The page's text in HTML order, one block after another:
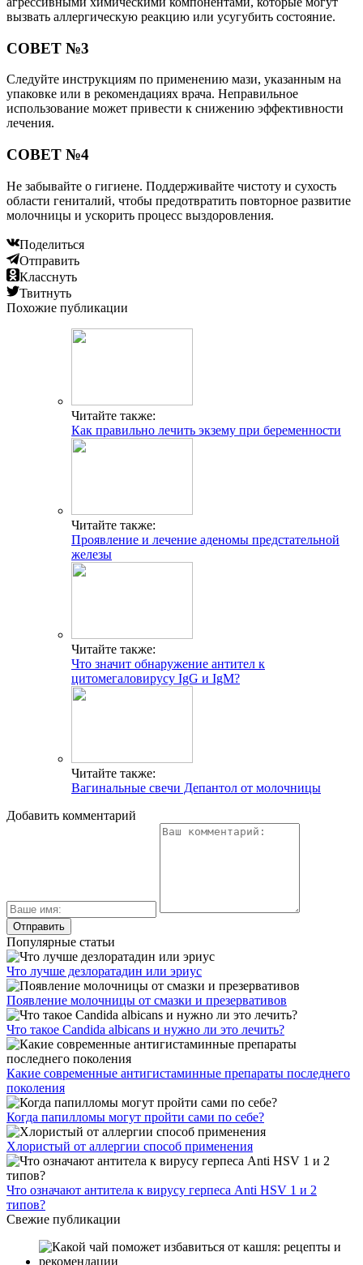
вызвать аллергическую реакцию или усугубить состояние.
СОВЕТ №3
Следуйте инструкциям по применению мази, указанным на
упаковке или в рекомендациях врача. Неправильное
использование может привести к снижению эффективности
лечения.
СОВЕТ №4
Не забывайте о гигиене. Поддерживайте чистоту и сухость
области гениталий, чтобы предотвратить повторное развитие
молочницы и ускорить процесс выздоровления.
Поделиться
Отправить
Класснуть
Твитнуть
Похожие публикации
Читайте также:
Как правильно лечить экзему при беременности
Читайте также:
Проявление и лечение аденомы предстательной
железы
Читайте также:
Что значит обнаружение антител к
цитомегаловирусу IgG и IgM?
Читайте также:
Вагинальные свечи Депантол от молочницы
Добавить комментарий
Популярные статьи
Что лучше дезлоратадин или эриус
Появление молочницы от смазки и презервативов
Что такое Candida albicans и нужно ли это лечить?
Какие современные антигистаминные препараты последнего
поколения
Когда папилломы могут пройти сами по себе?
Хлористый от аллергии способ применения
Что означают антитела к вирусу герпеса Anti HSV 1 и 2
типов?
Свежие публикации